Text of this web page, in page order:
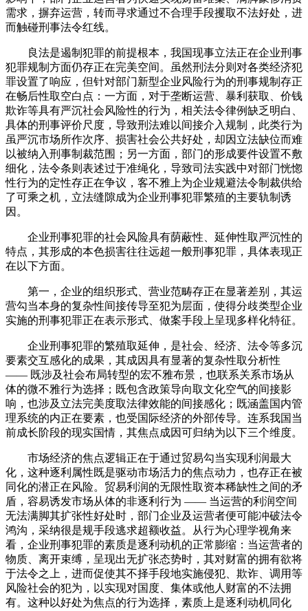
需求，摒弃运营，转而寻求通过不合理手段攫取不法好处，进
而触碰刑事法令红线。
良法是遏制犯罪的前提根本，我国现事立法正在企业刑事
犯罪规制方面仍存正在完美空间。虽然刑法分则对各类经济犯
罪设置了响应，但针对部门新型企业风险行为的刑事规制存正
在畅后性取空白点：一方面，对于垄断运营、暴利获取、价钱
欺诈等具有严沉社会风险性的行为，相关法令律例缺乏明白、
具体的刑事评价尺度，导致刑法难以间接介入规制，此类行为
虽严沉市场所作次序、损害社会公共好处，却因立法缺位而难
以被纳入刑事制裁范围；另一方面，部门的形成要件设置不敷
细化，法令条则表述过于准绳化，导致司法实践中对部门恍惚
性行为的定性存正在争议，客不雅上为企业规避法令制裁供给
了可乘之机，立法缝隙成为企业刑事犯罪繁殖的主要轨制诱
因。
企业刑事犯罪的社会风险具有荫蔽性、延伸性取严沉性的
特点，其形成的本色损害往往远超一般刑事犯罪，具体表现正
在以下方面。
第一，企业的组织形式、营业范畴存正在显著差别，其运
营勾当本身的复杂性间接传导至犯为层面，使得分歧类型企业
实施的刑事犯罪正在表示形式、做案手段上呈现多样化特征。
企业刑事犯罪的繁殖取延伸，是社会、经济、法令等多沉
要素交互感化的成果，其成因具有显著的复杂性取分析性
—— 既涉及社会布局转型的宏不雅布景，也联系关系市场从
体的微不雅行为选择；既包含政策导向取文化空气的间接影
响，也涉及立法完美度取法律效能的间接感化；既涵盖国内管
理系统的内正在要素，也受国际经济的外部传导。连系我国当
前成长阶段的现实国情，其焦点成因可归纳为以下三个维度。
市场经济的焦点逻辑正在于通过贸易勾当实现利润最大
化，这种逐利属性既是驱动市场活力的焦点动力，也存正在被
同化的潜正在风险。贸易利润的无限性取资本稀缺性之间的矛
盾，容易诱发市场从体的非逐利行为 —— 当运营的利润空间
无法满脚其扩张性好处时，部门企业及运营者便可能冲破法令
鸿沟，采纳很是规手段逃求超额收益。从行为心理学视角来
看，企业刑事犯罪的素质是逐利动机的正常膨缩：当运营者的
物质、离开束缚，呈现出无扩张态势时，其对财富的拥有欲将
于法令之上，进而促使其不择手段地实施侵犯、欺诈、调用等
风险社会的犯为，以实现对国度、集体或他人财富的不法拥
有。这种以好处为焦点的行为选择，素质上是逐利动机同化